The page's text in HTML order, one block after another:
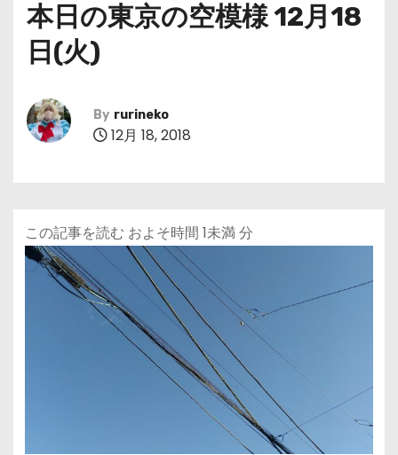
本日の東京の空模様 12月18
日(火)
By rurineko
12月 18, 2018
この記事を読む およそ時間 1未満 分